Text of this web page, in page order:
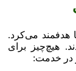
هدفمند می‌کرد.
هیچ‌چیز برای
در خدمت: